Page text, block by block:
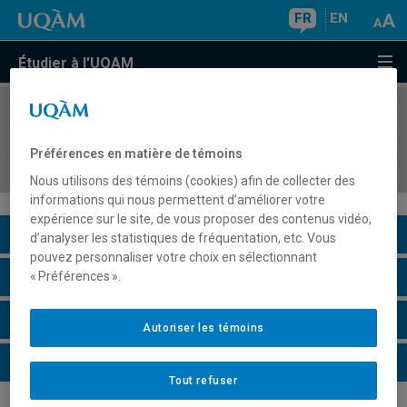
FR EN
Étudier à l'UQAM
COURS//
santé au secondaire 2
Description du cours
Horaire - Été 2026
Horaire - Automne 2026
Horaire - Hiver 2027
Préférences en matière de témoins
Nous utilisons des témoins (cookies) afin de collecter des
informations qui nous permettent d’améliorer votre
expérience sur le site, de vous proposer des contenus vidéo,
d’analyser les statistiques de fréquentation, etc. Vous
pouvez personnaliser votre choix en sélectionnant
« Préférences ».
Tout refuser
Autoriser les témoins